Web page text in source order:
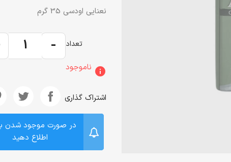
نعنایی اودسی 35 گرم
تعداد -
info ناموجود
اشتراک گذاری
در صورت موجود شدن
اطلاع دهید